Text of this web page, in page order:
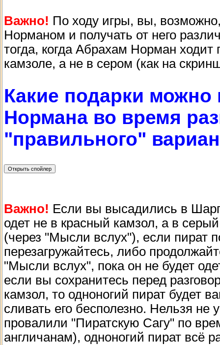
Важно! По ходу игры, вы,
Норманом и получать от него
тогда, когда Абрахам Норман
камзоле, а не в сером (как на
Какие подарки можно
Нормана во время
"правильного"
Важно! Если вы высадились в
одет не в красный камзол, а в
(через "Мысли вслух"), если пират
перезагружайтесь, либо
"Мысли вслух", пока он не будет
если вы сохранитесь перед
камзол, то одноногий пират будет
сливать его бесполезно. Нельзя
провалили "Пиратскую Сагу" по
англичанам), одноногий пират всё